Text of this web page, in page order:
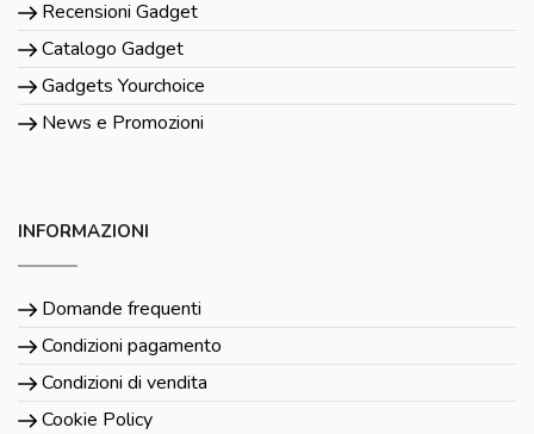
Recensioni Gadget
Catalogo Gadget
Gadgets Yourchoice
News e Promozioni
INFORMAZIONI
Domande frequenti
Condizioni pagamento
Condizioni di vendita
Cookie Policy